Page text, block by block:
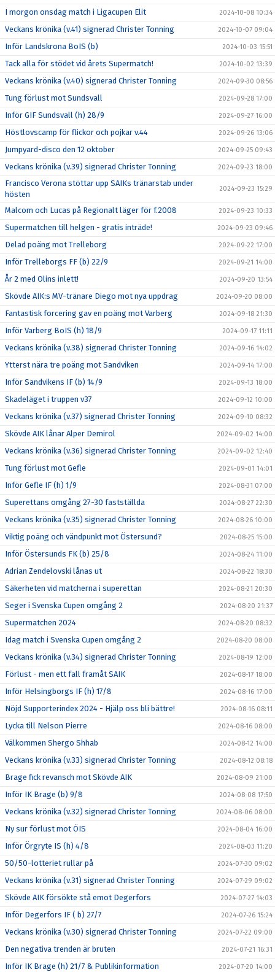
I morgon onsdag match i Ligacupen Elit 2024-10-08 10:34
Veckans krönika (v.41) signerad Christer Tonning 2024-10-07 09:04
Inför Landskrona BoIS (b) 2024-10-03 15:51
Tack alla för stödet vid årets Supermatch! 2024-10-02 13:39
Veckans krönika (v.40) signerad Christer Tonning 2024-09-30 08:56
Tung förlust mot Sundsvall 2024-09-28 17:00
Inför GIF Sundsvall (h) 28/9 2024-09-27 16:00
Höstlovscamp för flickor och pojkar v.44 2024-09-26 13:06
Jumpyard-disco den 12 oktober 2024-09-25 09:43
Veckans krönika (v.39) signerad Christer Tonning 2024-09-23 18:00
Francisco Verona stöttar upp SAIKs tränarstab under
hösten
2024-09-23 15:29
Malcom och Lucas på Regionalt läger för f.2008 2024-09-23 10:33
Supermatchen till helgen - gratis inträde! 2024-09-23 09:46
Delad poäng mot Trelleborg 2024-09-22 17:00
Inför Trelleborgs FF (b) 22/9 2024-09-21 14:00
År 2 med Olins inlett! 2024-09-20 13:54
Skövde AIK:s MV-tränare Diego mot nya uppdrag 2024-09-20 08:00
Fantastisk forcering gav en poäng mot Varberg 2024-09-18 21:30
Inför Varberg BoIS (h) 18/9 2024-09-17 11:11
Veckans krönika (v.38) signerad Christer Tonning 2024-09-16 14:02
Ytterst nära tre poäng mot Sandviken 2024-09-14 17:00
Inför Sandvikens IF (b) 14/9 2024-09-13 18:00
Skadeläget i truppen v37 2024-09-12 10:00
Veckans krönika (v.37) signerad Christer Tonning 2024-09-10 08:32
Skövde AIK lånar Alper Demirol 2024-09-02 14:00
Veckans krönika (v.36) signerad Christer Tonning 2024-09-02 12:40
Tung förlust mot Gefle 2024-09-01 14:01
Inför Gefle IF (h) 1/9 2024-08-31 07:00
Superettans omgång 27-30 fastställda 2024-08-27 22:30
Veckans krönika (v.35) signerad Christer Tonning 2024-08-26 10:00
Viktig poäng och vändpunkt mot Östersund? 2024-08-25 15:00
Inför Östersunds FK (b) 25/8 2024-08-24 11:00
Adrian Zendelovski lånas ut 2024-08-22 18:30
Säkerheten vid matcherna i superettan 2024-08-21 20:30
Seger i Svenska Cupen omgång 2 2024-08-20 21:37
Supermatchen 2024 2024-08-20 08:32
Idag match i Svenska Cupen omgång 2 2024-08-20 08:00
Veckans krönika (v.34) signerad Christer Tonning 2024-08-19 12:00
Förlust - men ett fall framåt SAIK 2024-08-17 18:00
Inför Helsingborgs IF (h) 17/8 2024-08-16 17:00
Nöjd Supporterindex 2024 - Hjälp oss bli bättre! 2024-08-16 08:11
Lycka till Nelson Pierre 2024-08-16 08:00
Välkommen Shergo Shhab 2024-08-12 14:00
Veckans krönika (v.33) signerad Christer Tonning 2024-08-12 08:18
Brage fick revansch mot Skövde AIK 2024-08-09 21:00
Inför IK Brage (b) 9/8 2024-08-08 17:50
Veckans krönika (v.32) signerad Christer Tonning 2024-08-06 08:00
Ny sur förlust mot ÖIS 2024-08-04 16:00
Inför Örgryte IS (h) 4/8 2024-08-03 11:20
50/50-lotteriet rullar på 2024-07-30 09:02
Veckans krönika (v.31) signerad Christer Tonning 2024-07-29 09:02
Skövde AIK försökte stå emot Degerfors 2024-07-27 14:03
Inför Degerfors IF ( b) 27/7 2024-07-26 15:24
Veckans krönika (v.30) signerad Christer Tonning 2024-07-22 09:00
Den negativa trenden är bruten 2024-07-21 16:31
Inför IK Brage (h) 21/7 & Publikinformation 2024-07-20 14:00